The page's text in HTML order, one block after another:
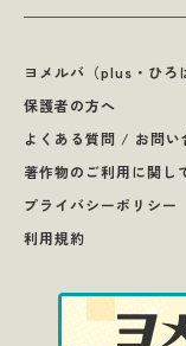
ヨメルバ（plus・ひろ
保護者の方へ
よくある質問 / お問い
著作物のご利用に関し
プライバシーポリシー
利用規約